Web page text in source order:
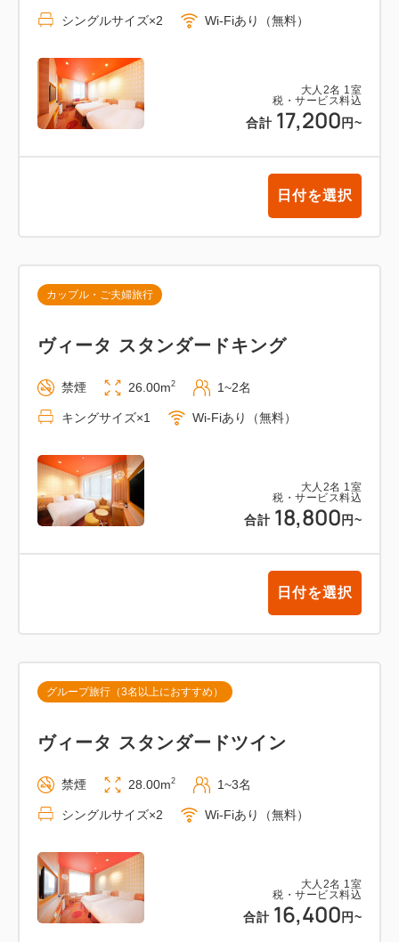
大人 2名 1室
税・サービス料込
合計 17,200 円~
シングルサイズ×2 Wi-Fiあり（無料）
日付を選択
大人 2名 1室
税・サービス料込
合計 18,800 円~
カップル・ご夫婦旅行
ヴィータ スタンダードキング
禁煙 26.00m2 1~2名
キングサイズ×1 Wi-Fiあり（無料）
日付を選択
大人 2名 1室
税・サービス料込
合計 16,400 円~
グループ旅行（3名以上におすすめ）
ヴィータ スタンダードツイン
禁煙 28.00m2 1~3名
シングルサイズ×2 Wi-Fiあり（無料）